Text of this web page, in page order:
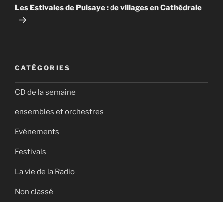
suivant
Les Estivales de Puisaye : de villages en Cathédrale
CATÉGORIES
CD de la semaine
ensembles et orchestres
Evénements
Festivals
La vie de la Radio
Non classé